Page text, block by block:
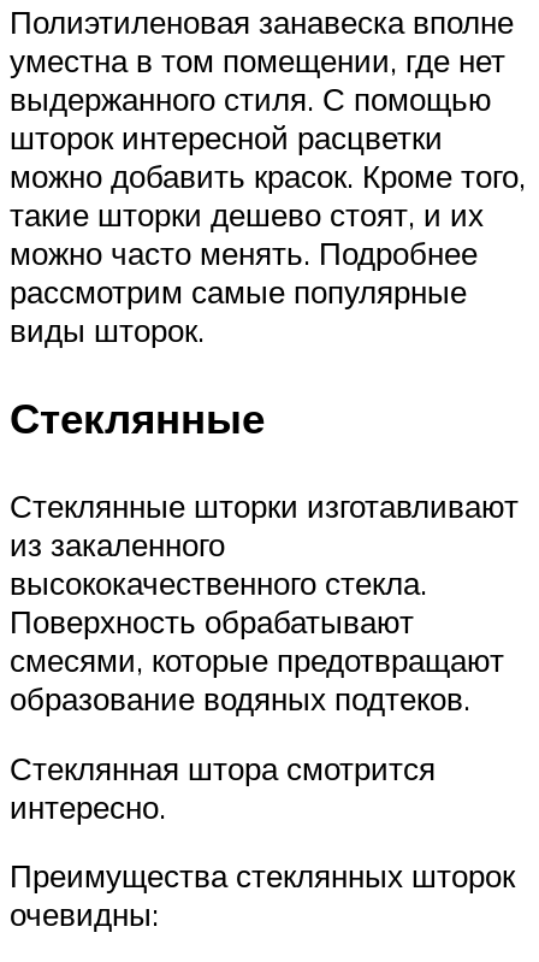
Полиэтиленовая занавеска вполне
уместна в том помещении, где нет
выдержанного стиля. С помощью
шторок интересной расцветки
можно добавить красок. Кроме того,
такие шторки дешево стоят, и их
можно часто менять. Подробнее
рассмотрим самые популярные
виды шторок.
Стеклянные
Стеклянные шторки изготавливают
из закаленного
высококачественного стекла.
Поверхность обрабатывают
смесями, которые предотвращают
образование водяных подтеков.
Стеклянная штора смотрится
интересно.
Преимущества стеклянных шторок
очевидны: